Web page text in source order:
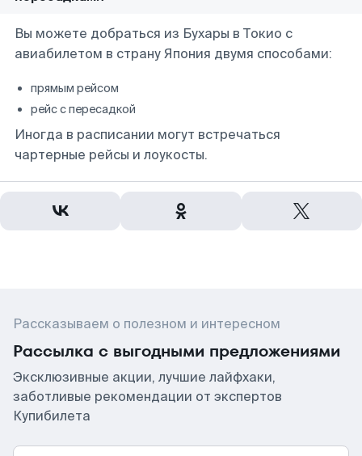
Вы можете добраться из Бухары в Токио с
авиабилетом в страну Япония двумя способами:
прямым рейсом
рейс с пересадкой
Иногда в расписании могут встречаться
чартерные рейсы и лоукосты.
Рассказываем о полезном и интересном
Рассылка с выгодными предложениями
Эксклюзивные акции, лучшие лайфхаки,
заботливые рекомендации от экспертов
Купибилета